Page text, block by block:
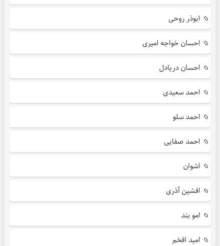
ابوذر روحی
احسان خواجه امیری
احسان دریادل
احمد سعیدی
احمد سلو
احمد صفایی
اشوان
افشین آذری
امو بند
امید افخم